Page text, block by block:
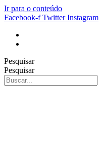
Ir para o conteúdo
Facebook-f Twitter Instagram
Pesquisar
Pesquisar